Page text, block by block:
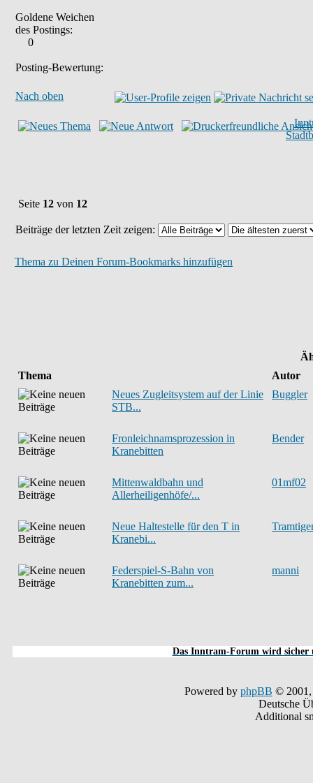
Goldene Weichen
des Postings:
0
Posting-Bewertung:
Nach oben
Seite 12 von 12
Beiträge der letzten Zeit zeigen:
Thema zu Deinen Forum-Bookmarks hinzufügen
Thema
Autor
Neues Zugleitsystem auf der Linie
STB...
Buggler
Fronleichnamsprozession in
Kranebitten
Bender
Mittenwaldbahn und
Allerheiligenhöfe/...
01mf02
Neue Haltestelle für den T in
Kranebi...
Federspiel-S-Bahn von
Kranebitten zum...
manni
Das Inntram-Forum wird sicher
Powered by phpBB © 2001,
Deutsche
Additional